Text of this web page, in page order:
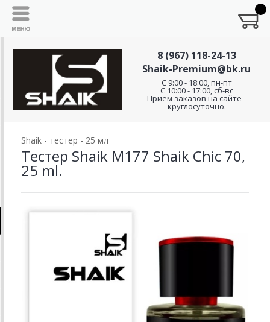
8 (967) 118-24-13
Shaik-Premium@bk.ru
C 9:00 - 18:00, пн-пт
С 10:00 - 17:00, сб-вс
Приём заказов на сайте -
круглосуточно.
Shaik - тестер - 25 мл
Тестер Shaik M177 Shaik Chic 70,
25 ml.